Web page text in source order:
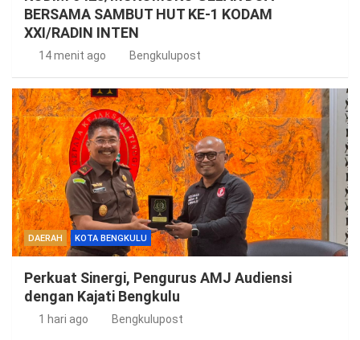
BERSAMA SAMBUT HUT KE-1 KODAM
XXI/RADIN INTEN
14 menit ago Bengkulupost
DAERAH KOTA BENGKULU
Perkuat Sinergi, Pengurus AMJ Audiensi
dengan Kajati Bengkulu
1 hari ago Bengkulupost